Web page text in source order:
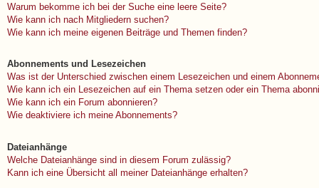
Warum bekomme ich bei der Suche eine leere Seite?
Wie kann ich nach Mitgliedern suchen?
Wie kann ich meine eigenen Beiträge und Themen finden?
Abonnements und Lesezeichen
Was ist der Unterschied zwischen einem Lesezeichen und einem
Wie kann ich ein Lesezeichen auf ein Thema setzen oder ein Thema
Wie kann ich ein Forum abonnieren?
Wie deaktiviere ich meine Abonnements?
Dateianhänge
Welche Dateianhänge sind in diesem Forum zulässig?
Kann ich eine Übersicht all meiner Dateianhänge erhalten?